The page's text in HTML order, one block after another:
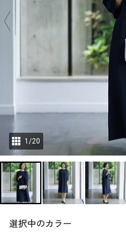
1 /20
選択中のカラー